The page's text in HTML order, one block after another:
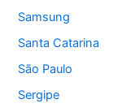
Samsung
Santa Catarina
São Paulo
Sergipe